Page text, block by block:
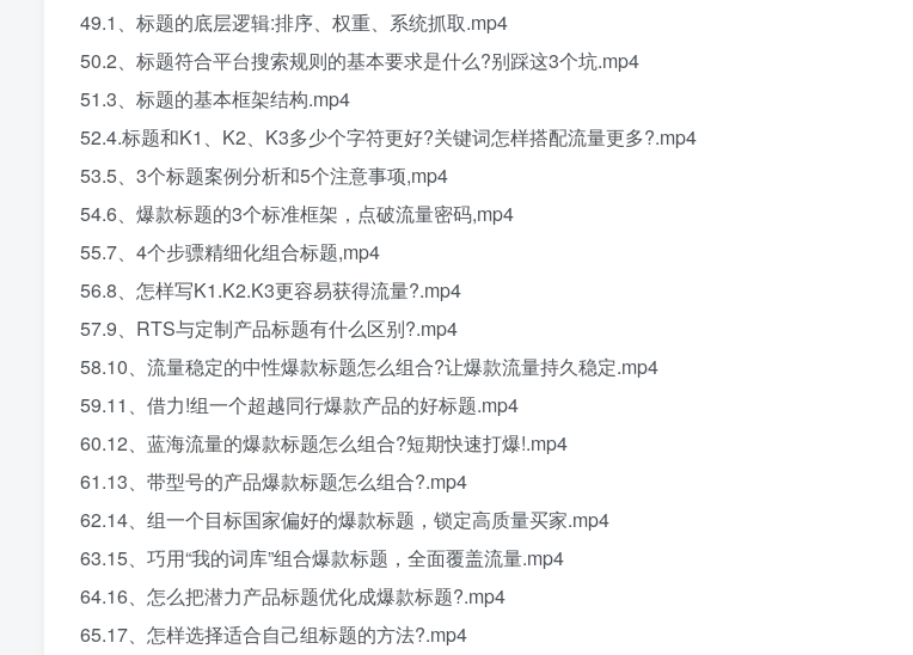
49.1、标题的底层逻辑:排序、权重、系统抓取.mp4
50.2、标题符合平台搜索规则的基本要求是什么?别踩这3个坑.mp4
51.3、标题的基本框架结构.mp4
52.4.标题和K1、K2、K3多少个字符更好?关键词怎样搭配流量更多?.mp4
53.5、3个标题案例分析和5个注意事项,mp4
54.6、爆款标题的3个标准框架，点破流量密码,mp4
55.7、4个步骠精细化组合标题,mp4
56.8、怎样写K1.K2.K3更容易获得流量?.mp4
57.9、RTS与定制产品标题有什么区别?.mp4
58.10、流量稳定的中性爆款标题怎么组合?让爆款流量持久稳定.mp4
59.11、借力!组一个超越同行爆款产品的好标题.mp4
60.12、蓝海流量的爆款标题怎么组合?短期快速打爆!.mp4
61.13、带型号的产品爆款标题怎么组合?.mp4
62.14、组一个目标国家偏好的爆款标题，锁定高质量买家.mp4
63.15、巧用“我的词库”组合爆款标题，全面覆盖流量.mp4
64.16、怎么把潜力产品标题优化成爆款标题?.mp4
65.17、怎样选择适合自己组标题的方法?.mp4